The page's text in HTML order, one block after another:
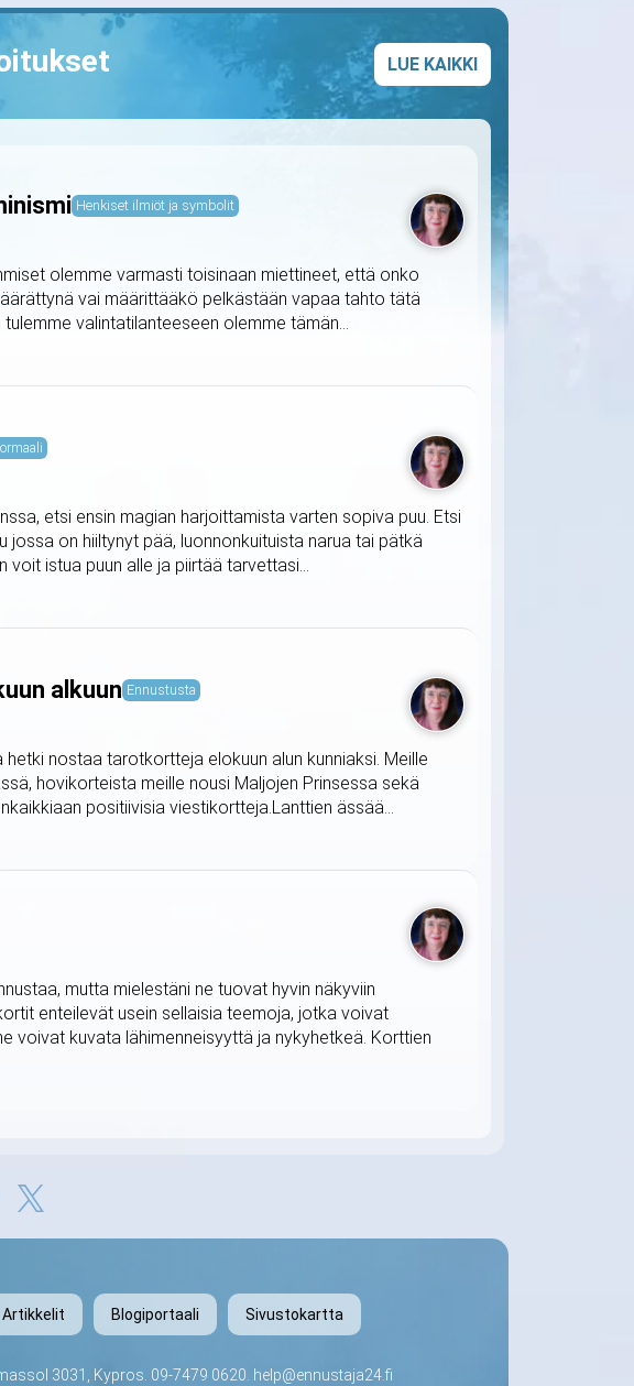
LUE KAIKKI
Henkiset ilmiöt ja symbolit
olemme varmasti toisinaan miettineet, että onko
vai määrittääkö pelkästään vapaa tahto tätä
valintatilanteeseen olemme tämän...
etsi ensin magian harjoittamista varten sopiva puu. Etsi
jossa on hiiltynyt pää, luonnonkuituista narua tai pätkä
istua puun alle ja piirtää tarvettasi...
alkuun Ennustusta
nostaa tarotkortteja elokuun alun kunniaksi. Meille
hovikorteista meille nousi Maljojen Prinsessa sekä
positiivisia viestikortteja.Lanttien ässää...
mutta mielestäni ne tuovat hyvin näkyviin
enteilevät usein sellaisia teemoja, jotka voivat
voivat kuvata lähimenneisyyttä ja nykyhetkeä. Korttien
Artikkelit Blogiportaali Sivustokartta
3031, Kypros. 09-7479 0620 help@ennustaja24.fi